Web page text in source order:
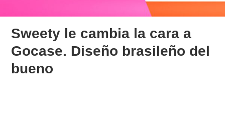
Sweety le cambia la cara a
Gocase. Diseño brasileño del
bueno